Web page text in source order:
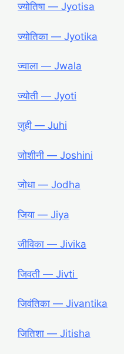
ज्योतिषा ― Jyotisa
ज्योतिका ― Jyotika
ज्वाला ― Jwala
ज्योती ― Jyoti
जुही ― Juhi
जोशीनी ― Joshini
जोधा ― Jodha
जिया ― Jiya
जीविका ― Jivika
जिवती ― Jivti
जिवंतिका ― Jivantika
जितिशा ― Jitisha